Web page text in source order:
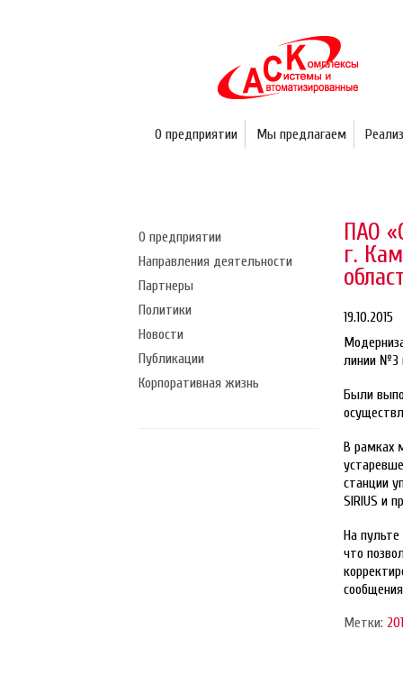
О предприятии Мы предлагаем
О предприятии
Направления деятельности
Партнеры
Политики
Новости
Публикации
Корпоративная жизнь
ПАО
г.
19.10.2015
линии №3
Были
В рамках
станции
SIRIUS и
На пульте
что
Метки: